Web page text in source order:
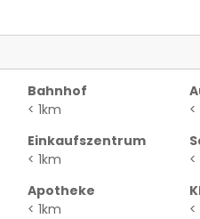
Bahnhof
< 1km
<
Einkaufszentrum
< 1km
<
Apotheke
< 1km
<